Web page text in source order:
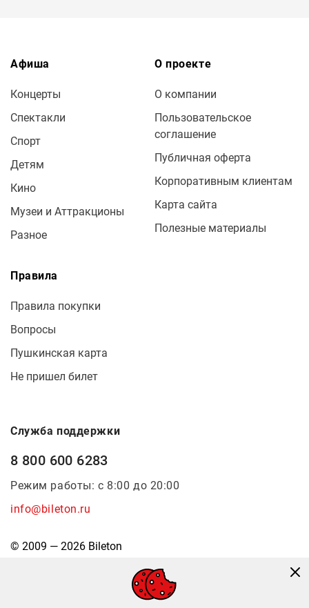
Афиша
Концерты
Спектакли
Спорт
Детям
Кино
Музеи и Аттракционы
Разное
О проекте
О компании
Пользовательское
соглашение
Публичная оферта
Корпоративным клиентам
Карта сайта
Полезные материалы
Правила
Правила покупки
Вопросы
Пушкинская карта
Не пришел билет
Служба поддержки
8 800 600 6283
Режим работы: с 8:00 до 20:00
info@bileton.ru
© 2009 — 2026 Bileton